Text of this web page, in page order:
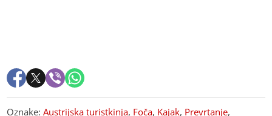
Oznake:Austrijska turistkinja, Foča, Kajak, Prevrtanje,